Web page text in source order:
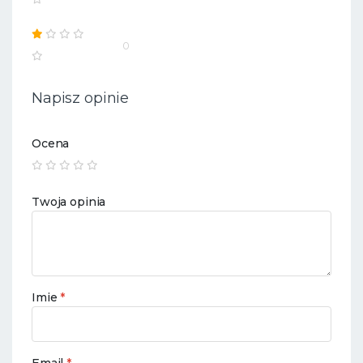
0
Napisz opinie
Ocena
Twoja opinia
Imie*